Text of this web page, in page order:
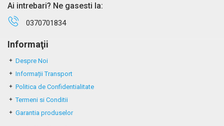
Ai intrebari? Ne gasesti la:
0370701834
Informaţii
Despre Noi
Informații Transport
Politica de Confidentialitate
Termeni si Conditii
Garantia produselor